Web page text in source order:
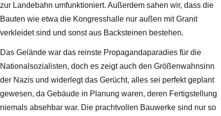
zur Landebahn umfunktioniert. Außerdem sahen wir, dass die
Bauten wie etwa die Kongresshalle nur außen mit Granit
verkleidet sind und sonst aus Backsteinen bestehen.
Das Gelände war das reinste Propagandaparadies für die
Nationalsozialisten, doch es zeigt auch den Größenwahnsinn
der Nazis und widerlegt das Gerücht, alles sei perfekt geplant
gewesen, da Gebäude in Planung waren, deren Fertigstellung
niemals absehbar war. Die prachtvollen Bauwerke sind nur so